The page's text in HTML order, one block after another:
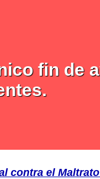
fin de
contra el